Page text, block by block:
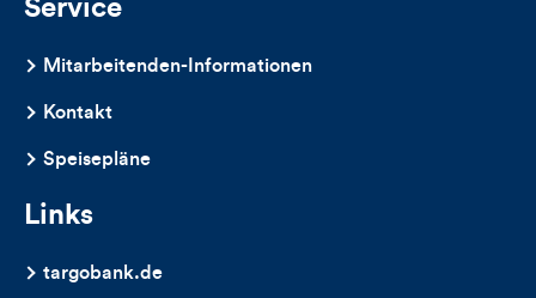
Service
Mitarbeitenden-Informationen
Kontakt
Speisepläne
Links
targobank.de